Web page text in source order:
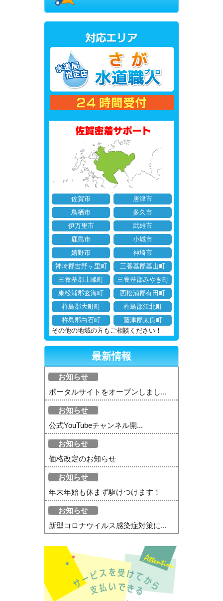
佐賀市
唐津市
鳥栖市
多久市
伊万里市
武雄市
鹿島市
小城市
嬉野市
神埼市
神埼郡吉野ヶ里町
三養基郡基山町
三養基郡上峰町
三養基郡みやき町
東松浦郡玄海町
西松浦郡有田町
杵島郡大町町
杵島郡江北町
杵島郡白石町
藤津郡太良町
その他の地域の方もご相談ください！
最新情報
お知らせ
ポータルサイトをオープンしまし...
お知らせ
公式YouTubeチャンネル開...
お知らせ
価格改定のお知らせ
お知らせ
年末年始も休まず駆けつけます！
お知らせ
新型コロナウイルス感染症対策に...